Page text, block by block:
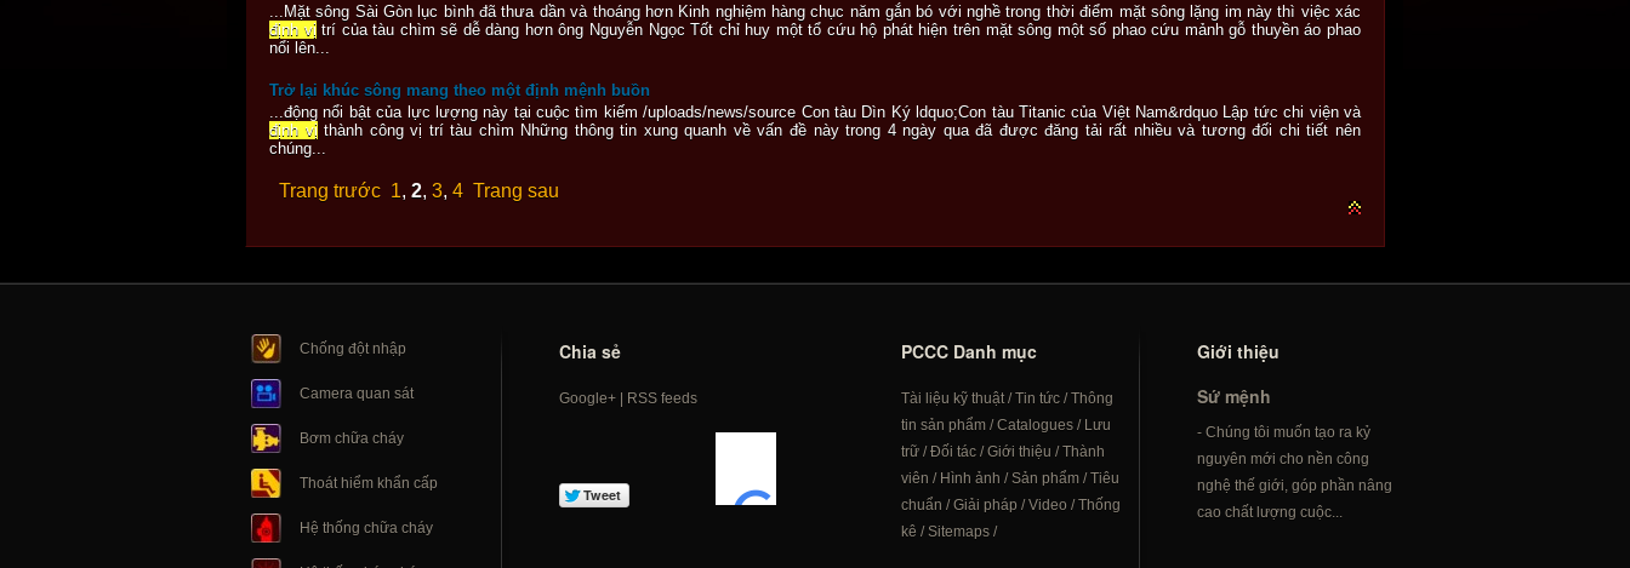
...Mặt sông Sài Gòn lục bình đã thưa dần và thoáng hơn Kinh nghiệm hàng chục năm gắn bó với nghề trong thời điểm mặt sông lặng im này thì việc xác
định vị trí của tàu chìm sẽ dễ dàng hơn ông Nguyễn Ngọc Tốt chỉ huy một tổ cứu hộ phát hiện trên mặt sông một số phao cứu mảnh gỗ thuyền áo phao
nổi lên...
Trở lại khúc sông mang theo một định mệnh buồn
...động nổi bật của lực lượng này tại cuộc tìm kiếm /uploads/news/source Con tàu Dìn Ký ldquo;Con tàu Titanic của Việt Nam&rdquo Lập tức chi viện và
định vị thành công vị trí tàu chìm Những thông tin xung quanh về vấn đề này trong 4 ngày qua đã được đăng tải rất nhiều và tương đối chi tiết nên
chúng...
Trang trước 1, 2, 3, 4 Trang sau
Chống đột nhập
Camera quan sát
Bơm chữa cháy
Thoát hiểm khẩn cấp
Hệ thống chữa cháy
Chia sẻ
Google+| RSS feeds
PCCC Danh mục
Tài liệu kỹ thuật/Tin tức/Thông
tin sản phẩm/Catalogues/ Lưu
trữ/Đối tác/Giới thiệu /Thành
viên / Hình ảnh /Sản phẩm/Tiêu
chuẩn /Giải pháp /Video /Thống
kê /Sitemaps/
Giới thiệu
Sứ mệnh
- Chúng tôi muốn tạo ra kỷ
nguyên mới cho nền công
nghệ thế giới, góp phần nâng
cao chất lượng cuộc...